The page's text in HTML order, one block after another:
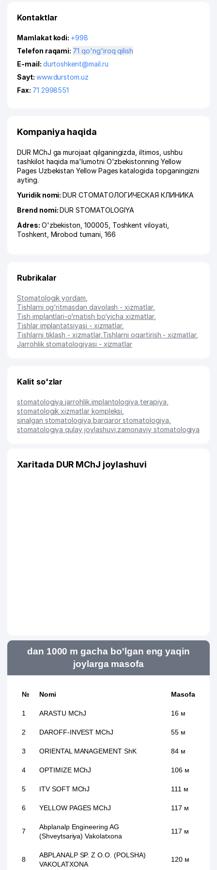
Kontaktlar
Mamlakat kodi: +998
Telefon raqami:
71 qo'ng'iroq qilish
E-mail: durtoshkent@mail.ru
Sayt: www.durstom.uz
Fax: 71 2998551
Kompaniya haqida
DUR MChJ ga murojaat qilganingizda, iltimos, ushbu
tashkilot haqida ma'lumotni O'zbekistonning Yellow
Pages Uzbekistan Yellow Pages katalogida topganingizni
ayting.
Yuridik nomi:DUR СТОМАТОЛОГИЧЕСКАЯ КЛИНИКА
Brend nomi:DUR STOMATOLOGIYA
Adres: O'zbekiston, 100005, Toshkent viloyati
Toshkent Mirobod tumani , 166
Rubrikalar
Stomatologik yordam
Tishlarni og‘ritmasdan davolash - xizmatlar,
Tish implantlari-o‘rnatish bo‘yicha xizmatlar,
Tishlar implantatsiyasi - xizmatlar,
Tishlarni tiklash - xizmatlar, Tishlarni oqartirish - xizmatlar,
Jarrohlik stomatologiyasi - xizmatlar
Kalit so'zlar
stomatologiya ,jarrohlik, implantologiya terapiya
stomatologik xizmatlar kompleksi
sinalgan stomatologiya barqaror stomatologiya
stomatologiya qulay joylashuvi zamonaviy stomatologiya
Xaritada DUR MChJ joylashuvi
dan 1000 m gacha bo'lgan eng yaqin
joylarga masofa
№ Nomi Masofa
1 ARASTU MChJ 16 м
2 DAROFF-INVEST MChJ 55 м
3 ORIENTAL MANAGEMENT ShK 84 м
4 OPTIMIZE MChJ 106 м
5 ITV SOFT MChJ 111 м
6 YELLOW PAGES MChJ 117 м
7
Abplanalp Engineering AG
(Shveytsariya) Vakolatxona
117 м
8
ABPLANALP SP. Z O.O. (POLSHA)
VAKOLATXONA
120 м